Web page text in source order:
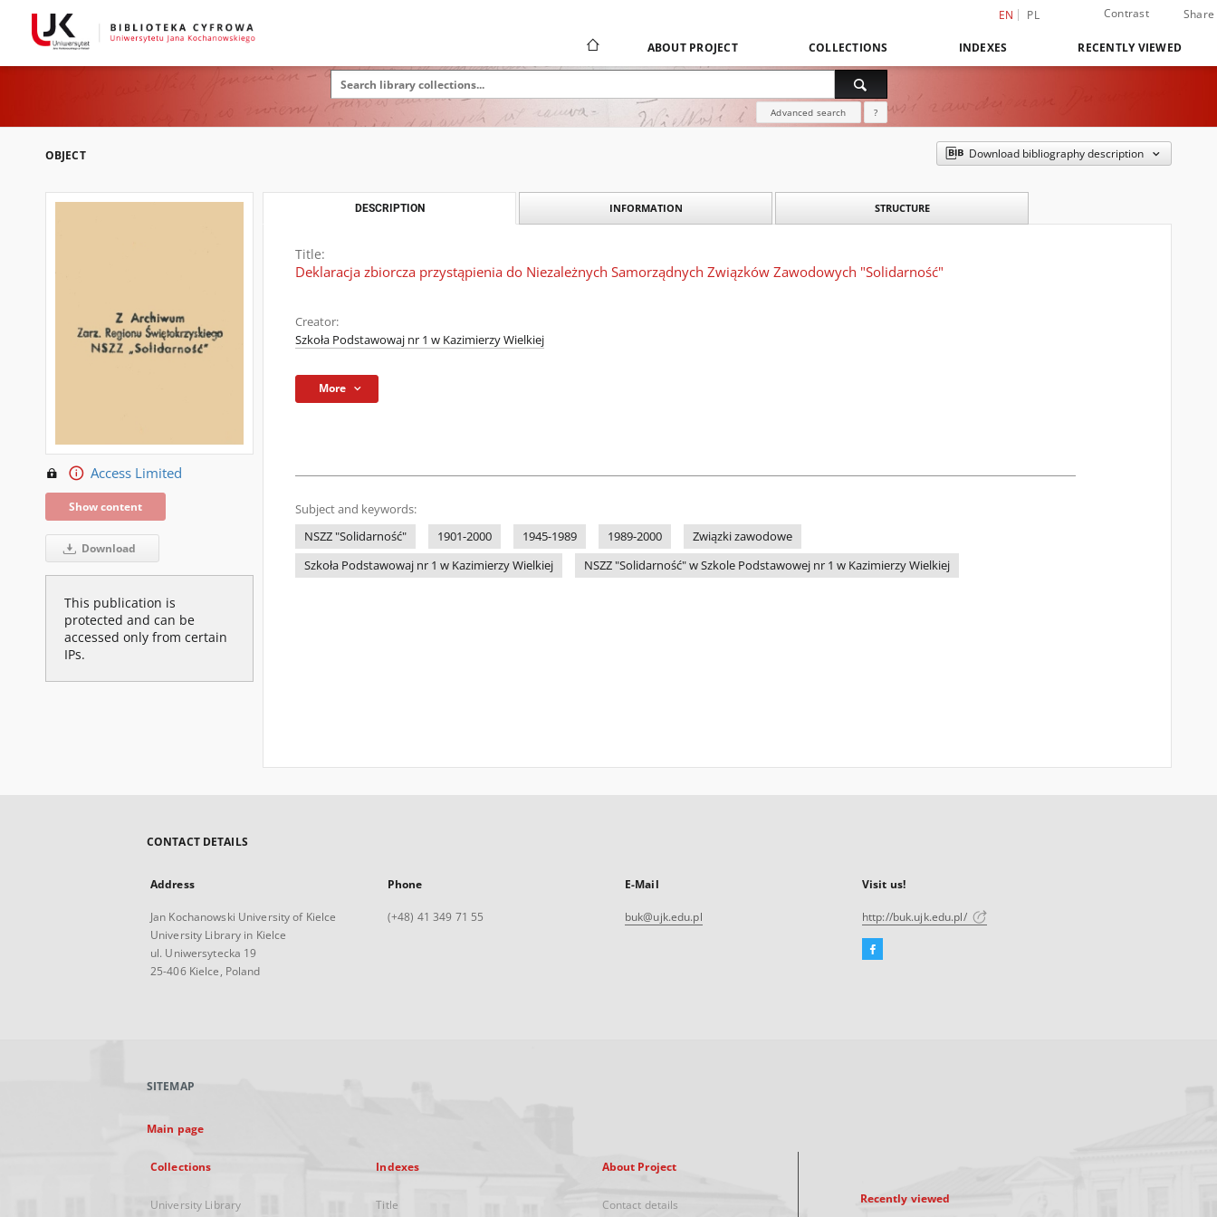
EN PL Contrast Share
ABOUT PROJECT COLLECTIONS INDEXES RECENTLY VIEWED
Advanced search ?
OBJECT Download bibliography description
Access Limited
Show content
Download
This publication is
protected and can be
accessed only from certain
IPs.
DESCRIPTION INFORMATION STRUCTURE
Title:
Deklaracja zbiorcza przystąpienia do Niezależnych Samorządnych Związków Zawodowych "Solidarność"
Creator:
Szkoła Podstawowaj nr 1 w Kazimierzy Wielkiej
More
Subject and keywords:
NSZZ "Solidarność"
1901-2000 1945-1989 1989-2000
Związki zawodowe
Szkoła Podstawowaj nr 1 w Kazimierzy Wielkiej
NSZZ "Solidarność" w Szkole Podstawowej nr 1 w Kazimierzy Wielkiej
CONTACT DETAILS
Address
Jan Kochanowski University of Kielce
University Library in Kielce
ul. Uniwersytecka 19
25-406 Kielce, Poland
Phone
(+48) 41 349 71 55
E-Mail
buk@ujk.edu.pl
Visit us!
http://buk.ujk.edu.pl/
Facebook
SITEMAP
Main page
Collections
University Library
Indexes
Title
About Project
Contact details Recently viewed